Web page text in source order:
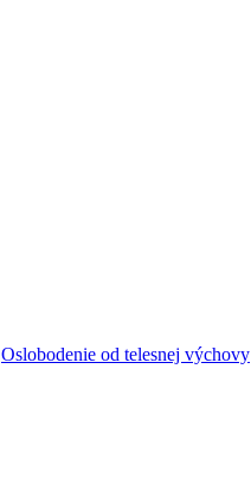
Oslobodenie od telesnej výchovy